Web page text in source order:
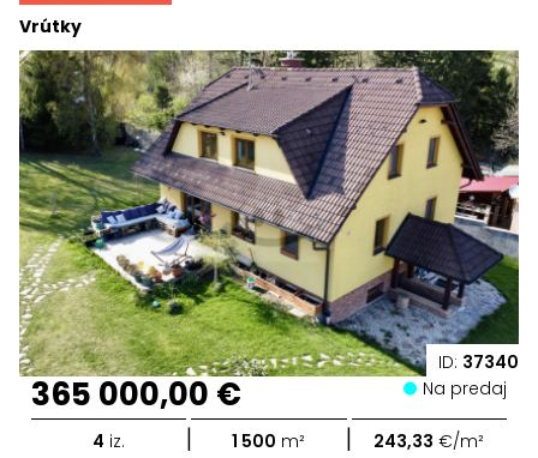
ID: 37340
Vrútky
365 000,00 € Na predaj
4 iz. | 1 500 m² | 243,33 €/m²